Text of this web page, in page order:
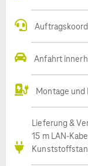
Anfahrt
Montage und
Lieferung &
15 m LAN-